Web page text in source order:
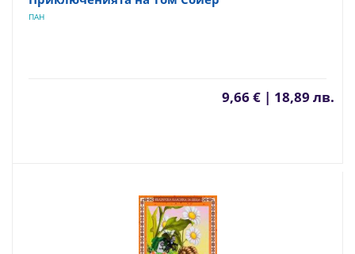
ПАН
9,66 € | 18,89 лв.